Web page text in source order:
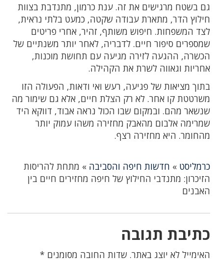
גם בשטח מרגישים את זה. ענת כרמון, מתנדבת בצוות
חילוץ הדר, מתארת עבודה שקטה, כמעט בלתי נראית,
לצד המשפחות. חיפוש משותף, זהיר, אחרי פריטים
שמספרים סיפור חיים. לדבריה, לאחר יותר משנתיים של
הכשרה, ההגעה לזירה מגיעה עם תחושת מוכנות,
אחריות וגאווה לשרת את הקהילה.
בתוך מציאות של פגיעה, רעש ואי ודאות, הפעולה הזו
משרטטת קו אחר. לא רק הצלת חיים, אלא גם שימור מה
שנשאר מהם. ובמקום שבו הכול נראה אבוד, דווקא היד
שמרימה אלבום מהאבק מחזירה משהו עמוק יותר
מהחומר. היא מחזירה רצף.
כרמליסט » חדשות חיפה והסביבה » מתחת להריסות
הזיכרון: מתנדבי החילוץ של חיפה מחזירים חיים בין
האבנים
כתיבת תגובה
האימייל לא יוצג באתר. שדות החובה מסומנים *